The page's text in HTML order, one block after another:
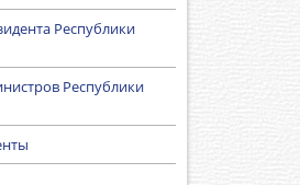
Республики
Республики